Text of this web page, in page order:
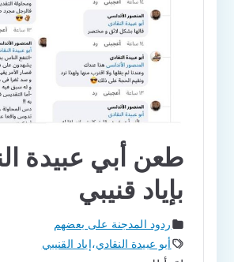
طعن أبي عبيدة
بإياد قنيبي
ردود المدجنة على بعضهم
أبو عبيدة النقادي،إياد القنيبي